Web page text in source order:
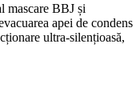
mascare BBJ și
apei de condens
ultra-silențioasă,